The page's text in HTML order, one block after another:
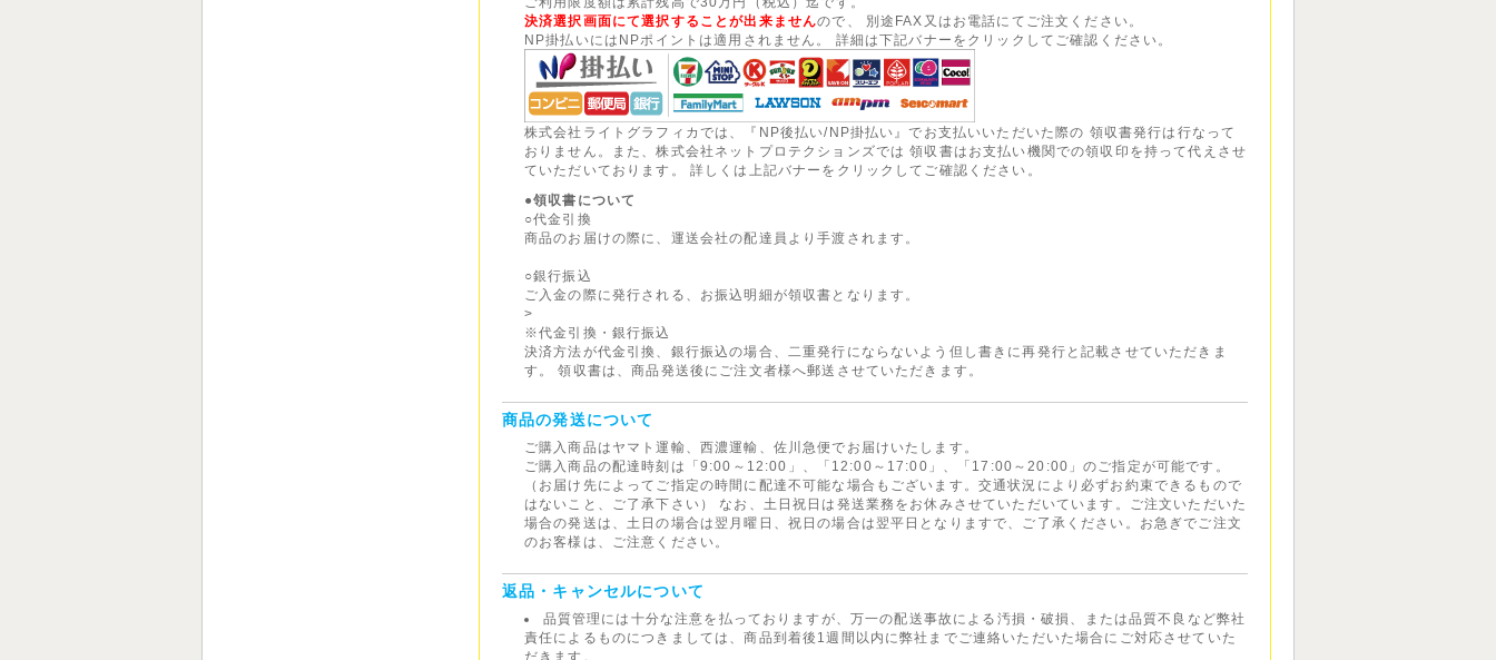
決済選択画面にて選択することが出来ませんので、 別途FAX又はお電話にてご注文ください。
NP掛払いにはNPポイントは適用されません。 詳細は下記バナーをクリックしてご確認ください。
株式会社ライトグラフィカでは、『NP後払い/NP掛払い』でお支払いいただいた際の 領収書発行は行なって
おりません。また、株式会社ネットプロテクションズでは 領収書はお支払い機関での領収印を持って代えさせ
ていただいております。 詳しくは上記バナーをクリックしてご確認ください。
●領収書について
○代金引換
商品のお届けの際に、運送会社の配達員より手渡されます。
○銀行振込
ご入金の際に発行される、お振込明細が領収書となります。
>
※代金引換・銀行振込
決済方法が代金引換、銀行振込の場合、二重発行にならないよう但し書きに再発行と記載させていただきま
す。 領収書は、商品発送後にご注文者様へ郵送させていただきます。
商品の発送について
ご購入商品はヤマト運輸、西濃運輸、佐川急便でお届けいたします。
ご購入商品の配達時刻は「9:00～12:00」、「12:00～17:00」、「17:00～20:00」のご指定が可能です。
（お届け先によってご指定の時間に配達不可能な場合もございます。交通状況により必ずお約束できるもので
はないこと、ご了承下さい） なお、土日祝日は発送業務をお休みさせていただいています。ご注文いただいた
場合の発送は、土日の場合は翌月曜日、祝日の場合は翌平日となりますで、ご了承ください。お急ぎでご注文
のお客様は、ご注意ください。
返品・キャンセルについて
品質管理には十分な注意を払っておりますが、万一の配送事故による汚損・破損、または品質不良など弊社
責任によるものにつきましては、商品到着後1週間以内に弊社までご連絡いただいた場合にご対応させていた
だきます。